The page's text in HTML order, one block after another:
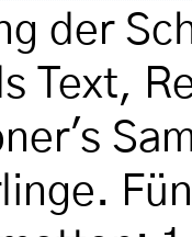
der
Text,